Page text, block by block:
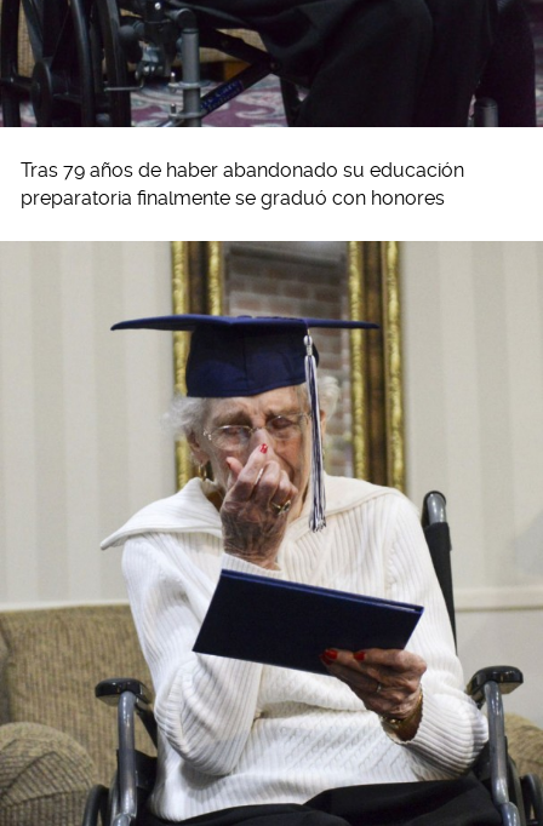
Tras 79 años de haber abandonado su educación
preparatoria finalmente se graduó con honores